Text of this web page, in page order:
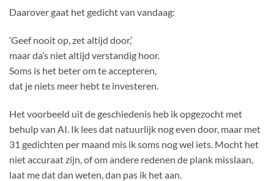
Daarover gaat het gedicht van vandaag:
‘Geef nooit op, zet altijd door,’
maar da’s niet altijd verstandig hoor.
Soms is het beter om te accepteren,
dat je niets meer hebt te investeren.
Het voorbeeld uit de geschiedenis heb ik opgezocht met
behulp van AI. Ik lees dat natuurlijk nog even door, maar met
31 gedichten per maand mis ik soms nog wel iets. Mocht het
niet accuraat zijn, of om andere redenen de plank misslaan,
laat me dat dan weten, dan pas ik het aan.